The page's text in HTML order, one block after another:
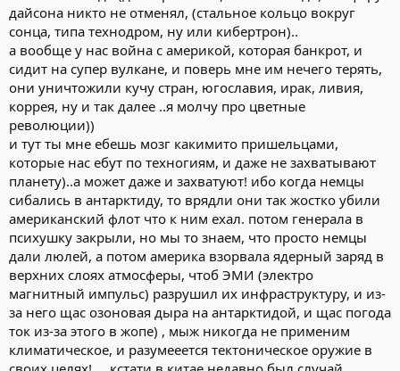
дайсона никто не отменял, (стальное кольцо вокруг
сонца, типа технодром, ну или кибертрон)..
а вообще у нас война с америкой, которая банкрот, и
сидит на супер вулкане, и поверь мне им нечего терять,
они уничтожили кучу стран, югославия, ирак, ливия,
коррея, ну и так далее ..я молчу про цветные
революции))
и тут ты мне ебешь мозг какимито пришельцами,
которые нас ебут по техногиям, и даже не захватывают
планету)..а может даже и захватуют! ибо когда немцы
сибались в антарктиду, то врядли они так жостко убили
американский флот что к ним ехал. потом генерала в
психушку закрыли, но мы то знаем, что просто немцы
дали люлей, а потом америка взорвала ядерный заряд в
верхних слоях атмосферы, чтоб ЭМИ (электро
магнитный импульс) разрушил их инфраструктуру, и из-
за него щас озоновая дыра на антарктидой, и щас погода
ток из-за этого в жопе) , мыж никогда не применим
климатическое, и разумееется тектоническое оружие в